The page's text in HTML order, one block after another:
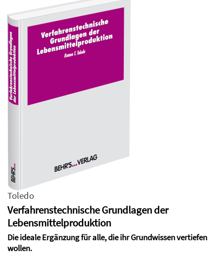
Toledo
Verfahrenstechnische Grundlagen der
Lebensmittelproduktion
Die ideale Ergänzung für alle, die ihr Grundwissen vertiefen
wollen.